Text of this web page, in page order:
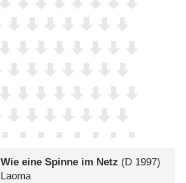
Wie eine Spinne im Netz (D 1997)
Laoma